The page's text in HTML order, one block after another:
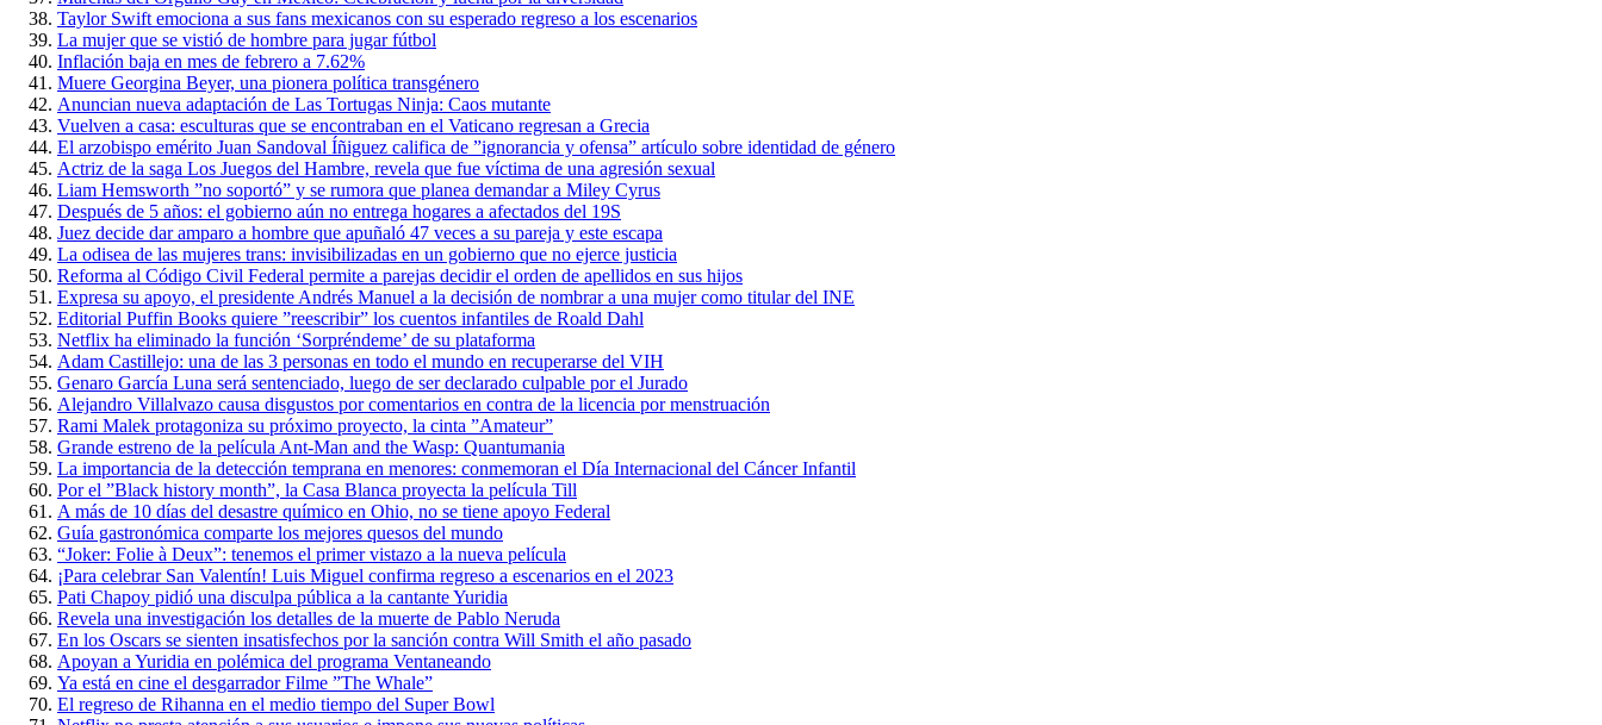
Taylor Swift emociona a sus fans mexicanos con su esperado regreso a los escenarios
La mujer que se vistió de hombre para jugar fútbol
Inflación baja en mes de febrero a 7.62%
Muere Georgina Beyer, una pionera política transgénero
Anuncian nueva adaptación de Las Tortugas Ninja: Caos mutante
Vuelven a casa: esculturas que se encontraban en el Vaticano regresan a Grecia
El arzobispo emérito Juan Sandoval Íñiguez califica de ”ignorancia y ofensa” artículo sobre identidad de género
Actriz de la saga Los Juegos del Hambre, revela que fue víctima de una agresión sexual
Liam Hemsworth ”no soportó” y se rumora que planea demandar a Miley Cyrus
Después de 5 años: el gobierno aún no entrega hogares a afectados del 19S
Juez decide dar amparo a hombre que apuñaló 47 veces a su pareja y este escapa
La odisea de las mujeres trans: invisibilizadas en un gobierno que no ejerce justicia
Reforma al Código Civil Federal permite a parejas decidir el orden de apellidos en sus hijos
Expresa su apoyo, el presidente Andrés Manuel a la decisión de nombrar a una mujer como titular del INE
Editorial Puffin Books quiere ”reescribir” los cuentos infantiles de Roald Dahl
Netflix ha eliminado la función ‘Sorpréndeme’ de su plataforma
Adam Castillejo: una de las 3 personas en todo el mundo en recuperarse del VIH
Genaro García Luna será sentenciado, luego de ser declarado culpable por el Jurado
Alejandro Villalvazo causa disgustos por comentarios en contra de la licencia por menstruación
Rami Malek protagoniza su próximo proyecto, la cinta ”Amateur”
Grande estreno de la película Ant-Man and the Wasp: Quantumania
La importancia de la detección temprana en menores: conmemoran el Día Internacional del Cáncer Infantil
Por el ”Black history month”, la Casa Blanca proyecta la película Till
A más de 10 días del desastre químico en Ohio, no se tiene apoyo Federal
Guía gastronómica comparte los mejores quesos del mundo
“Joker: Folie à Deux”: tenemos el primer vistazo a la nueva película
¡Para celebrar San Valentín! Luis Miguel confirma regreso a escenarios en el 2023
Pati Chapoy pidió una disculpa pública a la cantante Yuridia
Revela una investigación los detalles de la muerte de Pablo Neruda
En los Oscars se sienten insatisfechos por la sanción contra Will Smith el año pasado
Apoyan a Yuridia en polémica del programa Ventaneando
Ya está en cine el desgarrador Filme ”The Whale”
El regreso de Rihanna en el medio tiempo del Super Bowl